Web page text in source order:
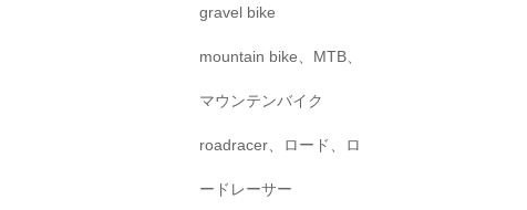
gravel bike
mountain bike、MTB、
マウンテンバイク
roadracer、ロード、ロ
ードレーサー